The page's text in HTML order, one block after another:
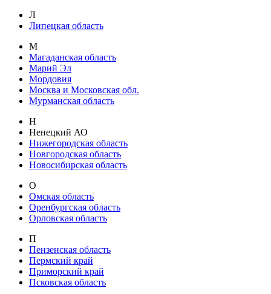
Л
Липецкая область
М
Магаданская область
Марий Эл
Мордовия
Москва и Московская обл.
Мурманская область
Н
Ненецкий АО
Нижегородская область
Новгородская область
Новосибирская область
О
Омская область
Оренбургская область
Орловская область
П
Пензенская область
Пермский край
Приморский край
Псковская область